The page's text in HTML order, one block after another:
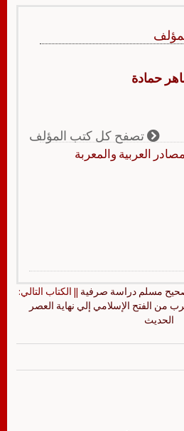
حمادة
تصفح كل كتب المؤلف
العربية والمعربة
مسلم دراسة صرفية || الكتاب التالي:
من الفتح الإسلامي إلي نهاية العصر
الحديث